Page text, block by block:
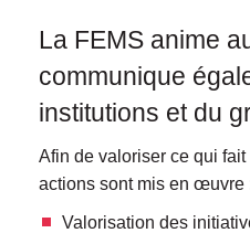
La FEMS anime
communique
institutions et du
Afin de valoriser ce qui
actions sont mis en œuvre
Valorisation des